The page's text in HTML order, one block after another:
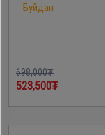
Буйдан
698,000₮
523,500₮